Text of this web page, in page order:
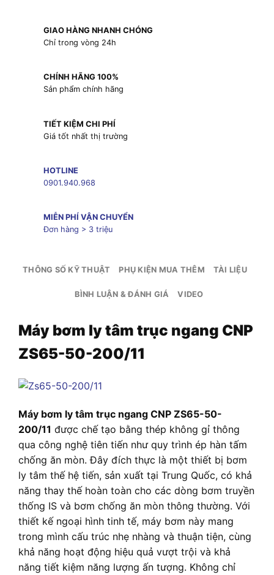
GIAO HÀNG NHANH CHÓNG
Chỉ trong vòng 24h
CHÍNH HÃNG 100%
Sản phẩm chính hãng
TIẾT KIỆM CHI PHÍ
Giá tốt nhất thị trường
HOTLINE
0901.940.968
MIỄN PHÍ VẬN CHUYỂN
Đơn hàng > 3 triệu
THÔNG SỐ KỸ THUẬT PHỤ KIỆN MUA THÊM TÀI LIỆU
BÌNH LUẬN & ĐÁNH GIÁ VIDEO
Máy bơm ly tâm trục ngang CNP
ZS65-50-200/11
Máy bơm ly tâm trục ngang CNP ZS65-50-
200/11 được chế tạo bằng thép không gỉ thông
qua công nghệ tiên tiến như quy trình ép hàn tấm
chống ăn mòn. Đây đích thực là một thiết bị bơm
ly tâm thế hệ tiến, sản xuất tại Trung Quốc, có khả
năng thay thế hoàn toàn cho các dòng bơm truyền
thống IS và bơm chống ăn mòn thông thường. Với
thiết kế ngoại hình tinh tế, máy bơm này mang
trong mình cấu trúc nhẹ nhàng và thuận tiện, cùng
khả năng hoạt động hiệu quả vượt trội và khả
năng tiết kiệm năng lượng ấn tượng. Không chỉ